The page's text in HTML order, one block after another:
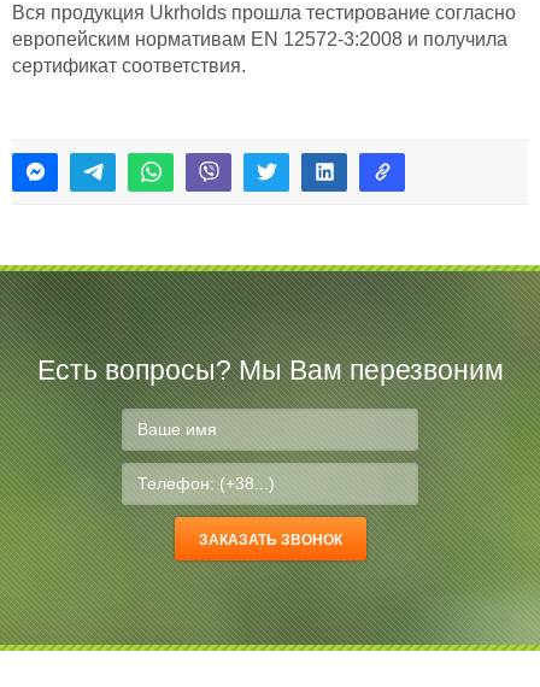
Вся продукция Ukrholds прошла тестирование согласно
европейским нормативам EN 12572-3:2008 и получила
сертификат соответствия.
Есть вопросы? Мы Вам перезвоним